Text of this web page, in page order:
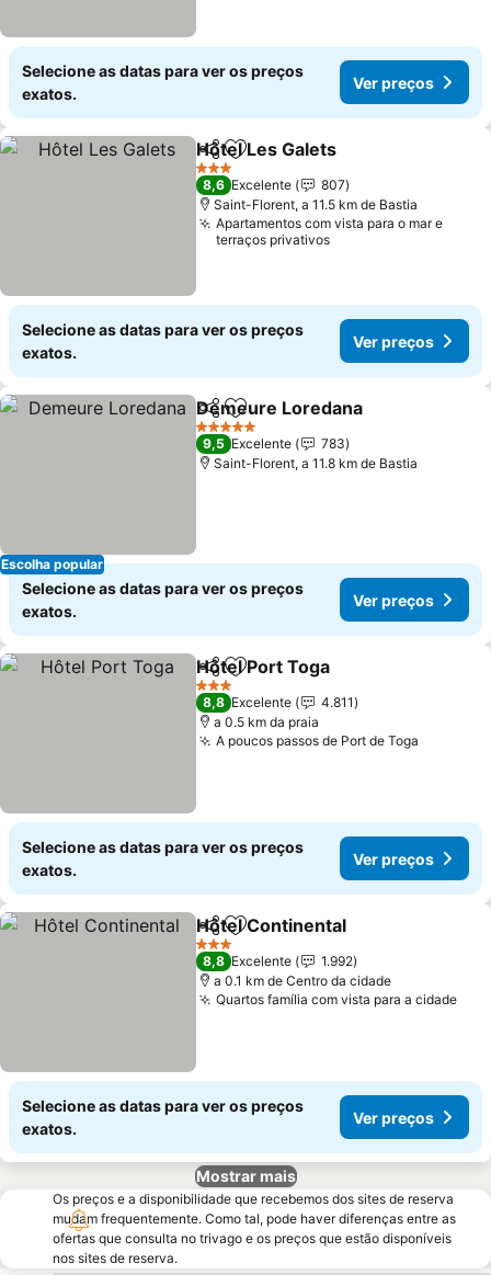
Selecione as datas para ver os preços
exatos.
Ver preços
PartilharAdicionar aos favoritos
Hôtel Les Galets
3 Estrelas
8,6 Excelente
807
Saint-Florent, a 11.5 km de Bastia
Apartamentos com vista para o mar e
terraços privativos
Selecione as datas para ver os preços
exatos.
Ver preços
Escolha popular
PartilharAdicionar aos favoritos
Demeure Loredana
5 Estrelas
9,5 Excelente
783
Saint-Florent, a 11.8 km de Bastia
Selecione as datas para ver os preços
exatos.
Ver preços
PartilharAdicionar aos favoritos
Hôtel Port Toga
3 Estrelas
8,8 Excelente
4.811
a 0.5 km da praia
A poucos passos de Port de Toga
Selecione as datas para ver os preços
exatos.
Ver preços
PartilharAdicionar aos favoritos
Hôtel Continental
3 Estrelas
8,8 Excelente
1.992
a 0.1 km de Centro da cidade
Quartos família com vista para a cidadeVer
Selecione as datas para ver os preços
exatos.
Ver preços
Mostrar mais
Os preços e a disponibilidade que recebemos dos sites de reserva
mudam frequentemente. Como tal, pode haver diferenças entre as
ofertas que consulta no trivago e os preços que estão disponíveis
nos sites de reserva.